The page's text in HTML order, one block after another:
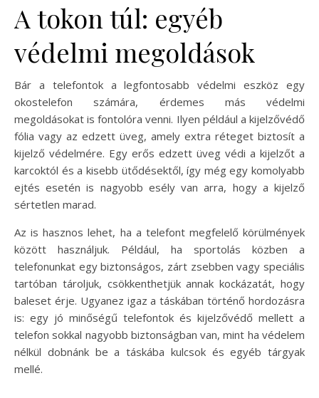
A tokon túl: egyéb
védelmi megoldások
Bár a telefontok a legfontosabb védelmi eszköz egy
okostelefon számára, érdemes más védelmi
megoldásokat is fontolóra venni. Ilyen például a kijelzővédő
fólia vagy az edzett üveg, amely extra réteget biztosít a
kijelző védelmére. Egy erős edzett üveg védi a kijelzőt a
karcoktól és a kisebb ütődésektől, így még egy komolyabb
ejtés esetén is nagyobb esély van arra, hogy a kijelző
sértetlen marad.
Az is hasznos lehet, ha a telefont megfelelő körülmények
között használjuk. Például, ha sportolás közben a
telefonunkat egy biztonságos, zárt zsebben vagy speciális
tartóban tároljuk, csökkenthetjük annak kockázatát, hogy
baleset érje. Ugyanez igaz a táskában történő hordozásra
is: egy jó minőségű telefontok és kijelzővédő mellett a
telefon sokkal nagyobb biztonságban van, mint ha védelem
nélkül dobnánk be a táskába kulcsok és egyéb tárgyak
mellé.